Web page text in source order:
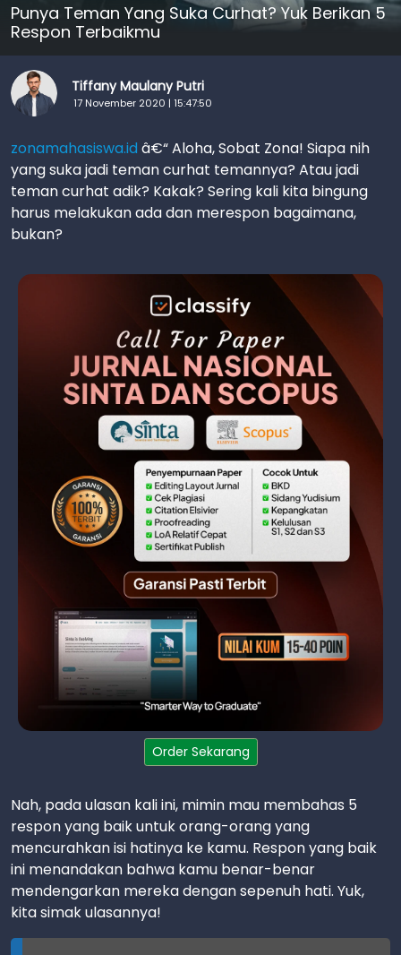
Punya Teman Yang Suka Curhat? Yuk Berikan 5
Respon Terbaikmu
Tiffany Maulany Putri
17 November 2020 | 15:47:50
zonamahasiswa.id â€“ Aloha, Sobat Zona! Siapa nih
yang suka jadi teman curhat temannya? Atau jadi
teman curhat adik? Kakak? Sering kali kita bingung
harus melakukan ada dan merespon bagaimana,
bukan?
Order Sekarang
Nah, pada ulasan kali ini, mimin mau membahas 5
respon yang baik untuk orang-orang yang
mencurahkan isi hatinya ke kamu. Respon yang baik
ini menandakan bahwa kamu benar-benar
mendengarkan mereka dengan sepenuh hati. Yuk,
kita simak ulasannya!